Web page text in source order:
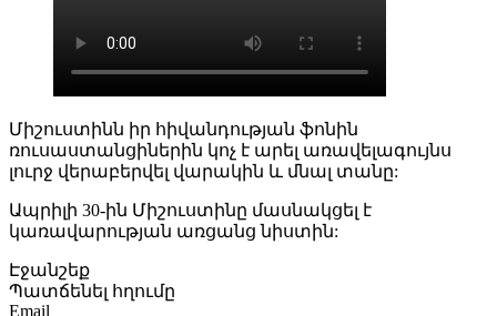
Միշուստինն իր հիվանդության ֆոնին
ռուսաստանցիներին կոչ է արել առավելագույնս
լուրջ վերաբերվել վարակին և մնալ տանը:
Ապրիլի 30-ին Միշուստինը մասնակցել է
կառավարության առցանց նիստին:
Էջանշեք
Պատճենել հղումը
Email